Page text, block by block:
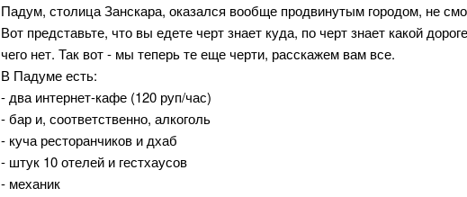
Падум, столица Занскара, оказался вообще продвинутым городом, не
Вот представьте, что вы едете черт знает куда, по черт знает какой
чего нет. Так вот - мы теперь те еще черти, расскажем вам все.
В Падуме есть:
- два интернет-кафе (120 руп/час)
- бар и, соответственно, алкоголь
- куча ресторанчиков и дхаб
- штук 10 отелей и гестхаусов
- механик